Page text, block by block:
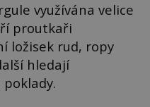
využívána velice
proutkaři
ložisek rud, ropy
hledají